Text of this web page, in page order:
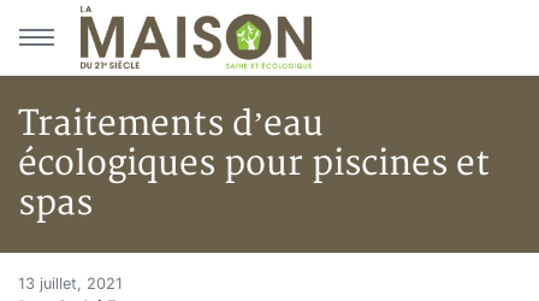
Aller au menu principal
Aller au contenu principal
Traitements d’eau
écologiques pour piscines et
spas
Accueil
Traitements d’eau
13 juillet, 2021